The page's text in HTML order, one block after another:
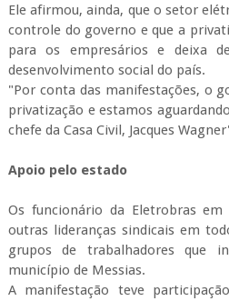
Ele afirmou, ainda, que o setor
controle do governo e que a
para os empresários e deixa
desenvolvimento social do país.
"Por conta das manifestações, o
privatização e estamos
chefe da Casa Civil, Jacques
Apoio pelo estado
Os funcionário da Eletrobras
outras lideranças sindicais em
grupos de trabalhadores que
município de Messias.
A manifestação teve